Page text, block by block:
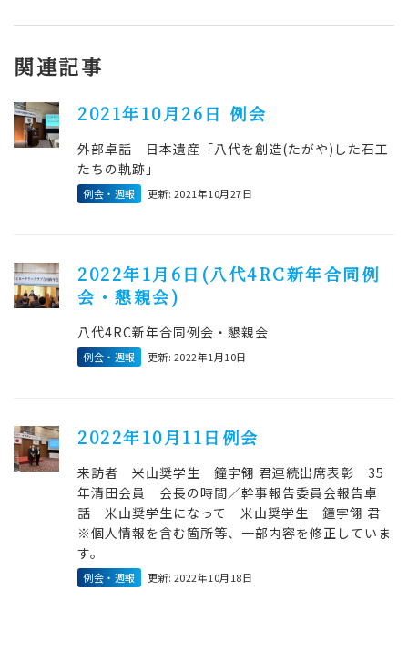
関連記事
2021年10月26日 例会
外部卓話 日本遺産「八代を創造(たがや)した石工
たちの軌跡」
例会・週報 更新: 2021年10月27日
2022年1月6日(八代4RC新年合同例
会・懇親会)
八代4RC新年合同例会・懇親会
例会・週報 更新: 2022年1月10日
2022年10月11日例会
来訪者 米山奨学生 鐘宇翎 君連続出席表彰 35
年清田会員 会長の時間／幹事報告委員会報告卓
話 米山奨学生になって 米山奨学生 鐘宇翎 君
※個人情報を含む箇所等、一部内容を修正していま
す。
例会・週報 更新: 2022年10月18日